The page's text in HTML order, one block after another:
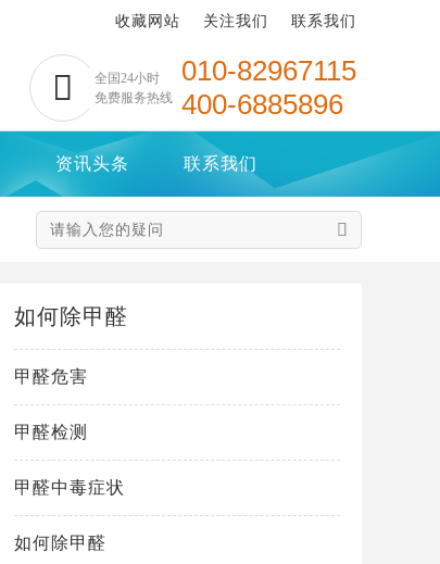

全国24小时
免费服务热线
010-82967115
400-6885896
收藏网站 关注我们 联系我们
资讯头条 联系我们

如何除甲醛
甲醛危害
甲醛检测
甲醛中毒症状
如何除甲醛